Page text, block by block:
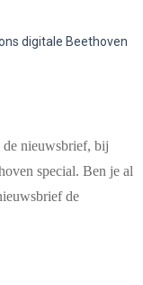
digitale Beethoven
nieuwsbrief, bij
special. Ben je al
de